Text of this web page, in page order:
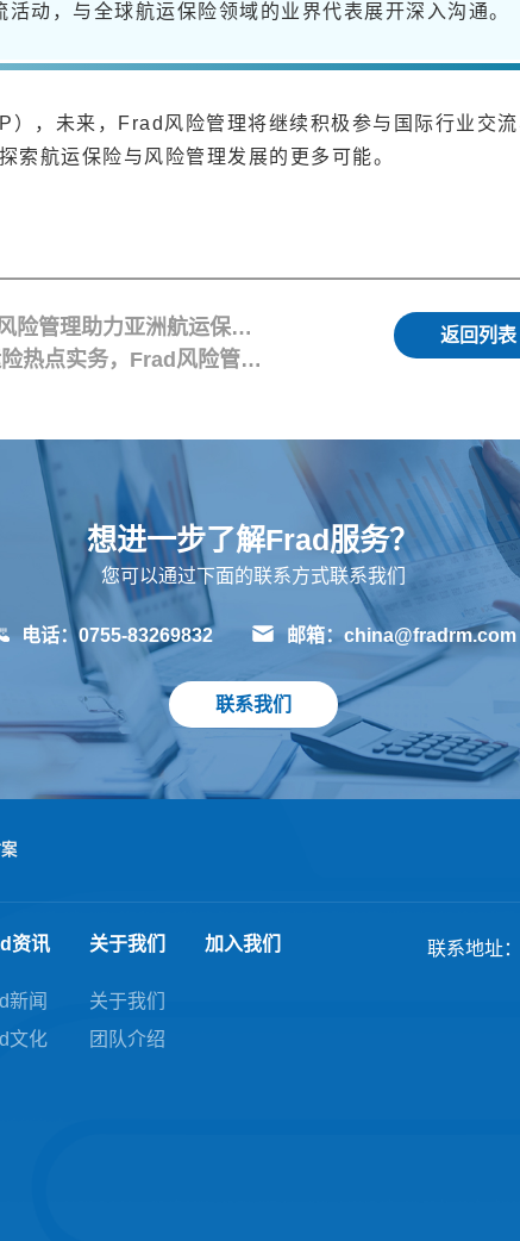
动，与全球航运保险领域的业界代表展开深入沟通。
，未来，Frad风险管理将继续积极参与国际行业交
索航运保险与风险管理发展的更多可能。
上一篇：Frad新闻 | 获IUMI官方致谢，Frad风险管理助力亚洲航运保险交流合作
下一篇：Frad新闻 | 7月杭州开讲！聚焦货运险热点实务，Frad风险管理总经理辛思健受邀为比杰士研讨班授课
返回列表
想进一步了解Frad服务？
您可以通过下面的联系方式联系我们
电话：0755-83269832 邮箱：china@fradrm.com
联系我们
资讯
新闻
文化
关于我们
关于我们
团队介绍
加入我们 联系地址